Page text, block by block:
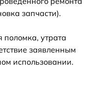
запчасти).
утрата
заявленным
использовании.